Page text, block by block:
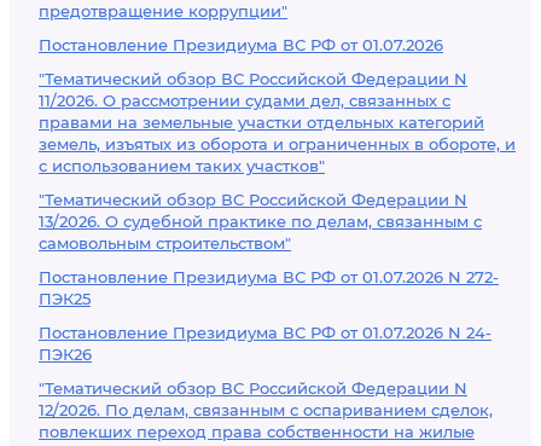
предотвращение коррупции"
Постановление Президиума ВС РФ от 01.07.2026
"Тематический обзор ВС Российской Федерации N
11/2026. О рассмотрении судами дел, связанных с
правами на земельные участки отдельных категорий
земель, изъятых из оборота и ограниченных в обороте, и
с использованием таких участков"
"Тематический обзор ВС Российской Федерации N
13/2026. О судебной практике по делам, связанным с
самовольным строительством"
Постановление Президиума ВС РФ от 01.07.2026 N 272-
ПЭК25
Постановление Президиума ВС РФ от 01.07.2026 N 24-
ПЭК26
"Тематический обзор ВС Российской Федерации N
12/2026. По делам, связанным с оспариванием сделок,
повлекших переход права собственности на жилые